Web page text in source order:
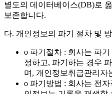
별도의 데이터베이스(DB)로
보존합니다.
다. 개인정보의 파기 절차 및
o 파기절차 : 회사는 파
정하고, 파기하는 경우
며, 개인정보취급관리자
o 파기방법 : 회사는 전